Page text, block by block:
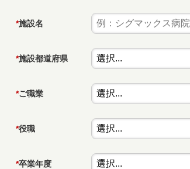
*施設名
*施設都道府県
*ご職業
*役職
*卒業年度